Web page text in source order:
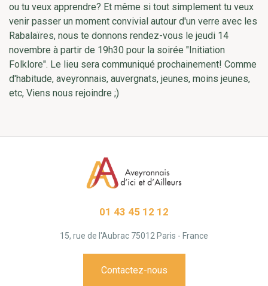
ou tu veux apprendre? Et même si tout simplement tu veux
venir passer un moment convivial autour d'un verre avec les
Rabalaïres, nous te donnons rendez-vous le jeudi 14
novembre à partir de 19h30 pour la soirée "Initiation
Folklore". Le lieu sera communiqué prochainement! Comme
d'habitude, aveyronnais, auvergnats, jeunes, moins jeunes,
etc, Viens nous rejoindre ;)
01 43 45 12 12
15, rue de l'Aubrac 75012 Paris - France
Contactez-nous